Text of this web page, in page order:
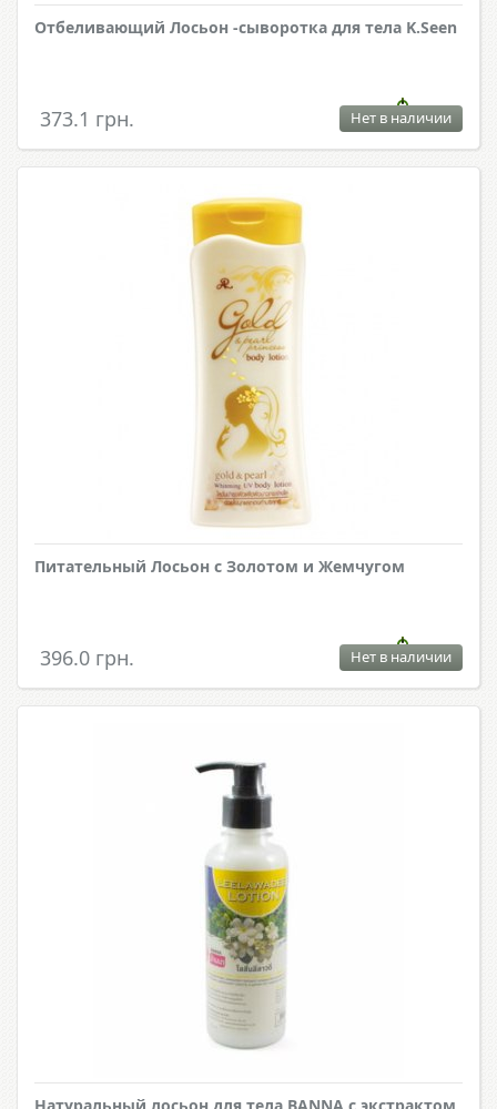
Отбеливающий Лосьон -сыворотка для тела K.Seen
373.1 грн. Нет в наличии
Питательный Лосьон с Золотом и Жемчугом
396.0 грн. Нет в наличии